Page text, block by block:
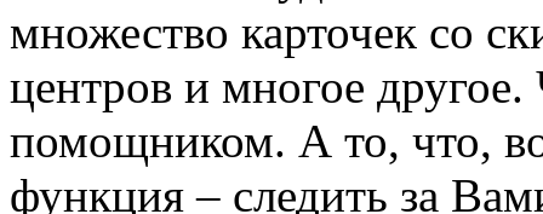
множество карточек со
центров и многое
помощником. А то, что,
функция – следить за